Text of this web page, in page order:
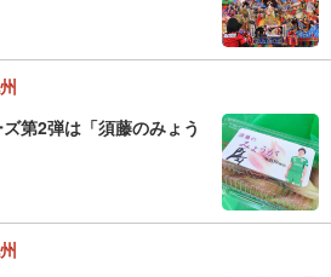
第2弾は「須藤のみょう